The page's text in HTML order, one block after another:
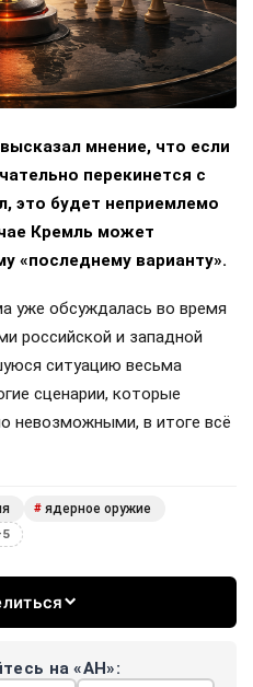
мнение, что если
перекинется с
это будет неприемлемо
Кремль может
«последнему варианту».
уже обсуждалась во время
российской и западной
ситуацию весьма
сценарии, которые
невозможными, в итоге всё
# ядерное оружие
на «АН»: